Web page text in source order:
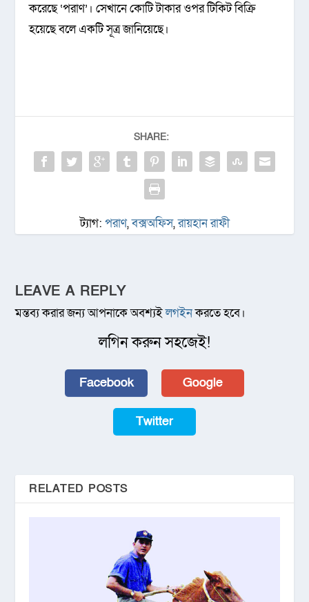
করেছে ‘পরাণ’। সেখানে কোটি টাকার ওপর টিকিট বিক্রি
হয়েছে বলে একটি সূত্র জানিয়েছে।
SHARE:
ট্যাগ: পরাণ,বক্সঅফিস,রায়হান রাফী
LEAVE A REPLY
মন্তব্য করার জন্য আপনাকে অবশ্যইলগইনকরতে হবে।
লগিন করুন সহজেই!
Facebook Google
Twitter
RELATED POSTS